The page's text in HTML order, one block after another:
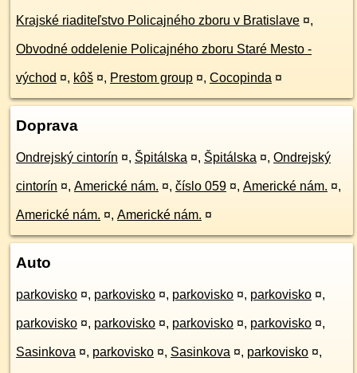
Krajské riaditeľstvo Policajného zboru v Bratislave ¤,
Obvodné oddelenie Policajného zboru Staré Mesto -
východ ¤, kôš ¤, Prestom group ¤, Cocopinda ¤
Doprava
Ondrejský cintorín ¤, Špitálska ¤, Špitálska ¤, Ondrejský
cintorín ¤, Americké nám. ¤, číslo 059 ¤, Americké nám. ¤,
Americké nám. ¤, Americké nám. ¤
Auto
parkovisko ¤, parkovisko ¤, parkovisko ¤, parkovisko ¤,
parkovisko ¤, parkovisko ¤, parkovisko ¤, parkovisko ¤,
Sasinkova ¤, parkovisko ¤, Sasinkova ¤, parkovisko ¤,